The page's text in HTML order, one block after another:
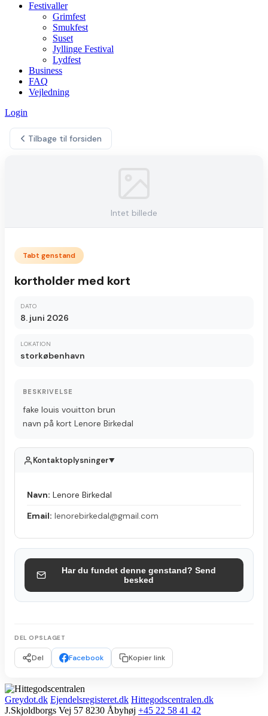
Festivaller
Grimfest
Smukfest
Suset
Jyllinge Festival
Lydfest
Business
FAQ
Vejledning
Login
Tilbage til forsiden
Intet billede
Tabt genstand
kortholder med kort
DATO
8. juni 2026
LOKATION
storkøbenhavn
BESKRIVELSE
fake louis vouitton brun
navn på kort Lenore Birkedal
Kontaktoplysninger▲
Navn: Lenore Birkedal
Email: lenorebirkedal@gmail.com
Har du fundet denne genstand? Send
besked
DEL OPSLAGET
Del Facebook Kopier link
Greydot.dk Ejendelsregisteret.dk Hittegodscentralen.dk
J.Skjoldborgs Vej 57 8230 Åbyhøj +45 22 58 41 42